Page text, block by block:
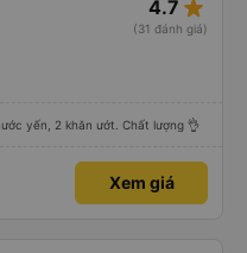
4.7 star_rate
(31 đánh giá)
yến, 2 khăn ướt. Chất lượng 👌
Xem giá